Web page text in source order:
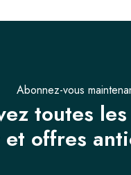
Abonnez-vous
toutes
offres